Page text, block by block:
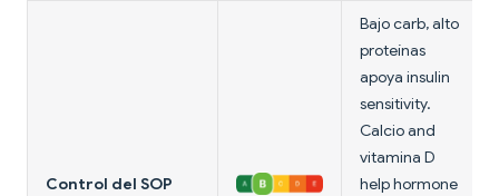
Control del SOP
Bajo carb, alto
proteínas
apoya insulin
sensitivity.
Calcio and
vitamina D
help hormone